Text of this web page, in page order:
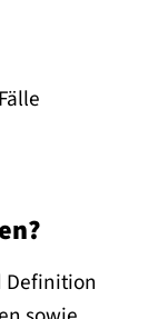
Definition